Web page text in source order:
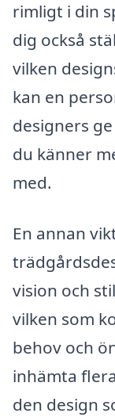
rimligt i din
dig också
vilken
kan en
designers
du känner
med.
En annan
vision och
vilken som
behov och
inhämta
den design